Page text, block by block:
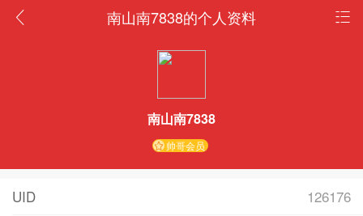
南山南7838的个人资料
南山南7838
帅哥会员
UID
126176